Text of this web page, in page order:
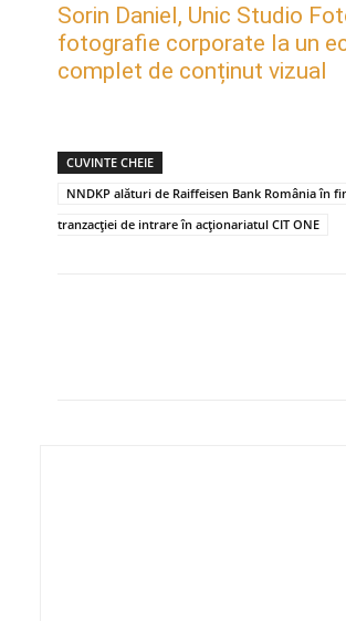
Sorin Daniel, Unic Studio
fotografie corporate la un
complet de conținut vizual
CUVINTE CHEIE
NNDKP alături de Raiffeisen Bank România în
tranzacției de intrare în acționariatul CIT ONE